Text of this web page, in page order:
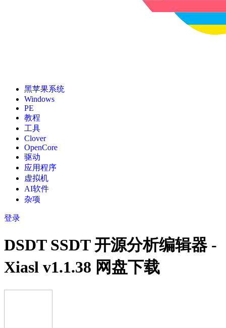
黑苹果系统
Windows
PE
教程
工具
Clover
OpenCore
驱动
应用程序
虚拟机
AI软件
杂项
登录
DSDT SSDT 开源分析编辑器 -
Xiasl v1.1.38 网盘下载